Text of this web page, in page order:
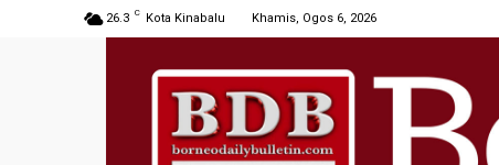
26.3 C Kota Kinabalu Khamis, Ogos 6, 2026